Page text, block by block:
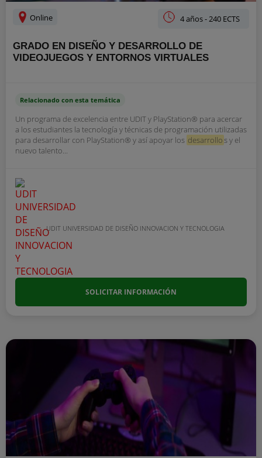
Online 4 años - 240 ECTS
GRADO EN DISEÑO Y DESARROLLO DE
VIDEOJUEGOS Y ENTORNOS VIRTUALES
Relacionado con esta temática
Un programa de excelencia entre UDIT y PlayStation® para acercar
a los estudiantes la tecnología y técnicas de programación utilizadas
para desarrollar con PlayStation® y así apoyar los desarrollos y el
nuevo talento...
UDIT UNIVERSIDAD DE DISEÑO INNOVACION Y TECNOLOGIA
SOLICITAR INFORMACIÓN